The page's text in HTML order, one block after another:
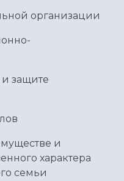
организации
защите
и
характера
семьи